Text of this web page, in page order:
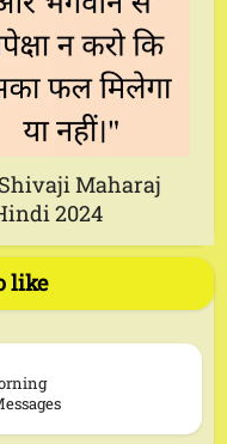
Maharaj
2024
like